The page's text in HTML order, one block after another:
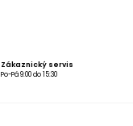
Zákaznický servis
Po-Pá 9:00 do 15:30